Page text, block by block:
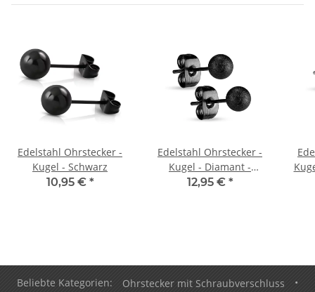
Edelstahl Ohrstecker -
Kugel - Schwarz
10,95 € *
Edelstahl Ohrstecker -
Kugel - Diamant -
Schwarz
12,95 € *
Beliebte Kategorien: Ohrstecker mit Schraubverschluss
•